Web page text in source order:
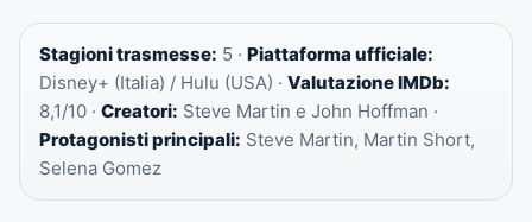
Stagioni trasmesse: 5 · Piattaforma ufficiale:
Disney+ (Italia) / Hulu (USA) · Valutazione IMDb:
8,1/10 · Creatori: Steve Martin e John Hoffman ·
Protagonisti principali: Steve Martin, Martin Short,
Selena Gomez